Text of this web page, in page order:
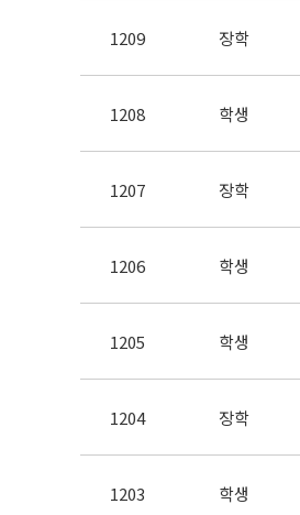
1209 장학
1208 학생
1207 장학
1206 학생
1205 학생
1204 장학
1203 학생